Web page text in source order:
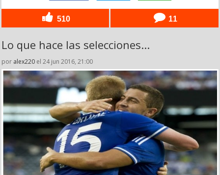
510 11
Lo que hace las selecciones...
por alex220 el 24 jun 2016, 21:00